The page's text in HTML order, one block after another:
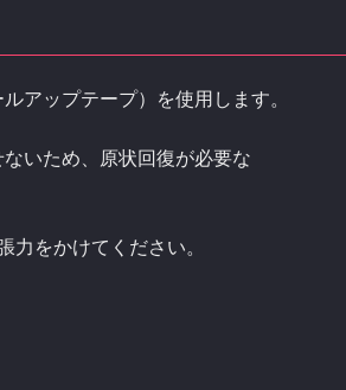
アップテープ）を使用します。
いため、原状回復が必要な
力をかけてください。